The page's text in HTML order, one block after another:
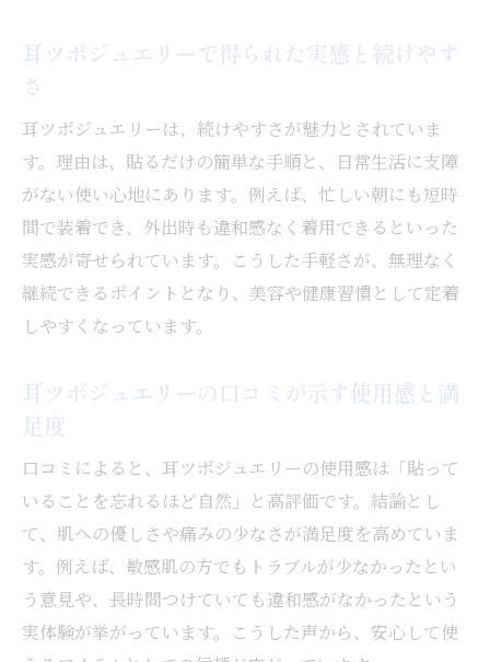
耳ツボジュエリーの痛みに敏感な方の注意
の有無
痛みやトラブルが少ない耳ツボジュエリー
の選び方
耳ツボジュエリーの口コミで安心できる理
由
耳つぼシールとの違いを知恵袋から読み解く
解説
耳つぼシールと耳ツボジュエリーの使い分
けポイント
耳ツボジュエリーと耳つぼシールの効果比
較
実際の口コミで知る耳ツボジュエリーの優
位点
耳ツボジュエリーで得られた実感と続けやす
さ
耳ツボジュエリーは、続けやすさが魅力とされていま
す。理由は、貼るだけの簡単な手順と、日常生活に支障
がない使い心地にあります。例えば、忙しい朝にも短時
間で装着でき、外出時も違和感なく着用できるといった
実感が寄せられています。こうした手軽さが、無理なく
継続できるポイントとなり、美容や健康習慣として定着
しやすくなっています。
耳ツボジュエリーの口コミが示す使用感と満
足度
口コミによると、耳ツボジュエリーの使用感は「貼って
いることを忘れるほど自然」と高評価です。結論とし
て、肌への優しさや痛みの少なさが満足度を高めていま
す。例えば、敏感肌の方でもトラブルが少なかったとい
う意見や、長時間つけていても違和感がなかったという
実体験が挙がっています。こうした声から、安心して使